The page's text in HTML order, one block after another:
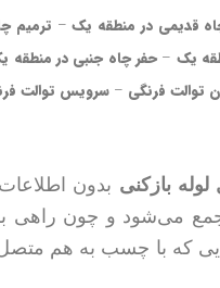
قدیمی در منطقه یک– ترمیم
یک – حفر چاه جنبی در منطقه
توالت فرنگی – سرویس توالت
بازکنی بدون
می‌شود و چون راهی
که با چسب به هم